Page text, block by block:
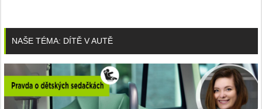
NAŠE TÉMA: DÍTĚ V AUTĚ